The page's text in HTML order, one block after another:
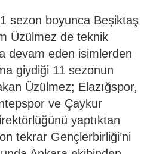
sezon boyunca Beşiktaş
Üzülmez de teknik
devam eden isimlerden
giydiği 11 sezonun
Üzülmez; Elazığspor,
ve Çaykur
yaptıktan
tekrar Gençlerbirliği’ni